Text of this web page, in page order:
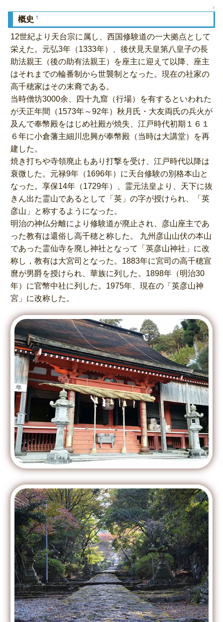
↑
概史 †
12世紀より天台宗に属し、西国修験道の一大拠点として
栄えた。元弘3年（1333年）、後伏見天皇第八皇子の長
助法親王（後の助有法親王）を座主に迎えて以降、座主
はそれまでの輪番制から世襲制となった。現在の社家の
高千穂家はその末裔である。
当時僧坊3000余、四十九窟（行場）を有するといわれた
が天正年間（1573年～92年）秋月氏・大友両氏の兵火が
及んで奉幣殿をはじめ社殿が焼失、江戸時代初期１６１
６年に小倉藩主細川忠興が奉幣殿（当時は大講堂）を再
建した。
焼き打ちや寺領廃止もあり打撃を受け、江戸時代以降は
衰微した。元禄9年（1696年）に天台修験の別格本山と
なった。享保14年（1729年）、霊元法皇より、天下に抜
きん出た霊山であるとして「英」の字が授けられ、「英
彦山」と称するようになった。
明治の神仏分離により修験道が廃止され、彦山座主であ
った教有は還俗し高千穂と称した。 九州彦山山伏の本山
であった霊仙寺を廃し神社となって「英彦山神社」に改
称し，教有は大宮司となった。1883年に宮司の高千穂宣
麿が男爵を授けられ、華族に列した。1898年（明治30
年）に官幣中社に列した。1975年、現在の「英彦山神
宮」に改称した。